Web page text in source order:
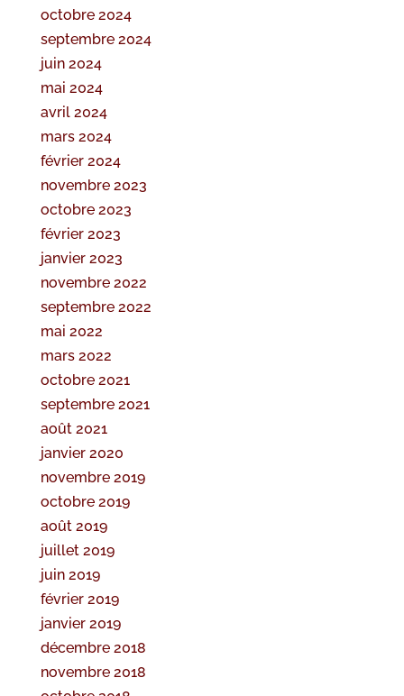
octobre 2024
septembre 2024
juin 2024
mai 2024
avril 2024
mars 2024
février 2024
novembre 2023
octobre 2023
février 2023
janvier 2023
novembre 2022
septembre 2022
mai 2022
mars 2022
octobre 2021
septembre 2021
août 2021
janvier 2020
novembre 2019
octobre 2019
août 2019
juillet 2019
juin 2019
février 2019
janvier 2019
décembre 2018
novembre 2018